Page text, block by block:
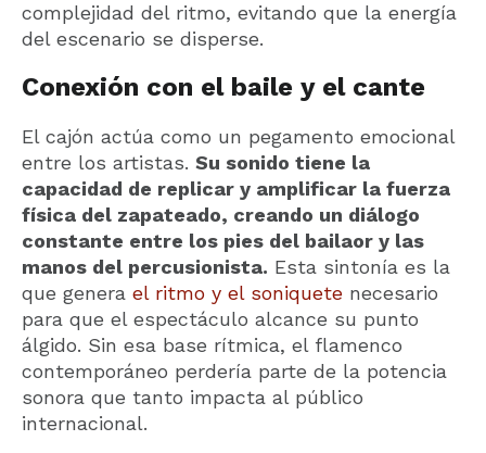
complejidad del ritmo, evitando que la energía
del escenario se disperse.
Conexión con el baile y el cante
El cajón actúa como un pegamento emocional
entre los artistas. Su sonido tiene la
capacidad de replicar y amplificar la fuerza
física del zapateado, creando un diálogo
constante entre los pies del bailaor y las
manos del percusionista. Esta sintonía es la
que genera el ritmo y el soniquete necesario
para que el espectáculo alcance su punto
álgido. Sin esa base rítmica, el flamenco
contemporáneo perdería parte de la potencia
sonora que tanto impacta al público
internacional.